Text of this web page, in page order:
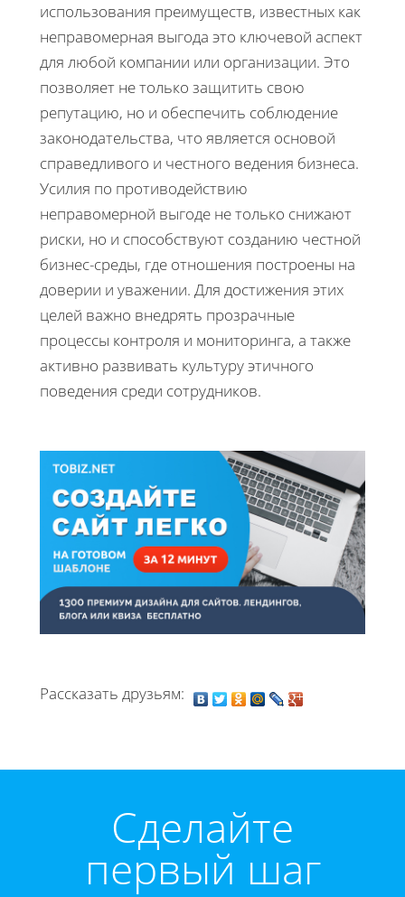
использования преимуществ, известных как
неправомерная выгода это ключевой аспект
для любой компании или организации. Это
позволяет не только защитить свою
репутацию, но и обеспечить соблюдение
законодательства, что является основой
справедливого и честного ведения бизнеса.
Усилия по противодействию
неправомерной выгоде не только снижают
риски, но и способствуют созданию честной
бизнес-среды, где отношения построены на
доверии и уважении. Для достижения этих
целей важно внедрять прозрачные
процессы контроля и мониторинга, а также
активно развивать культуру этичного
поведения среди сотрудников.
Рассказать друзьям:
Cделайте
первый шаг